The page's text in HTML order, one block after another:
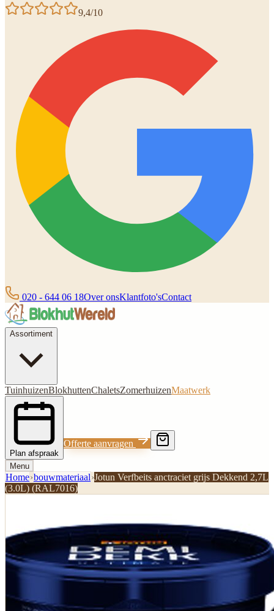
9,4/10
020 - 644 06 18Over onsKlantfoto'sContact
Assortiment
TuinhuizenBlokhuttenChaletsZomerhuizenMaatwerk
Plan afspraak
Offerte aanvragen
Menu
Home›bouwmateriaal›Jotun Verfbeits anctraciet grijs Dekkend 2,7L
(3.0L) (RAL7016)